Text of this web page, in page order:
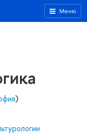
Меню
)